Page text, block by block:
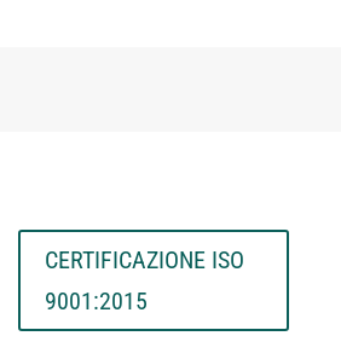
CERTIFICAZIONE ISO
9001:2015